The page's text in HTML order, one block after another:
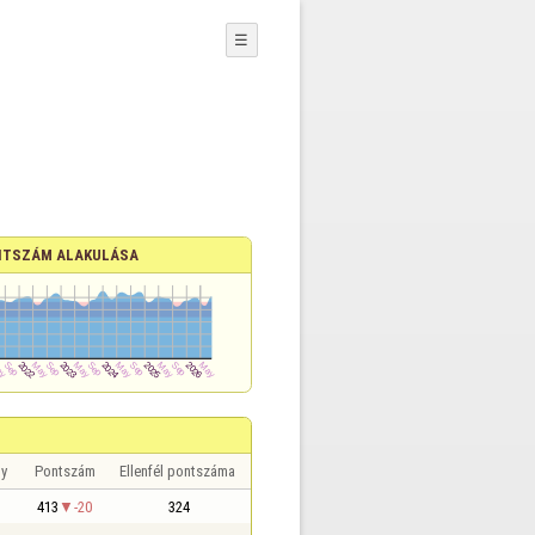
☰
ALAKULÁSA
Pontszám
Ellenfél pontszáma
413
-20
324